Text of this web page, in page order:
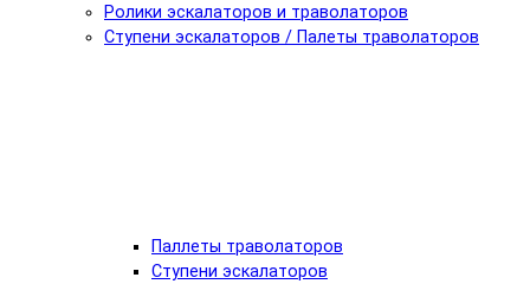
Ролики эскалаторов и траволаторов
Ступени эскалаторов / Палеты траволаторов
Паллеты траволаторов
Ступени эскалаторов